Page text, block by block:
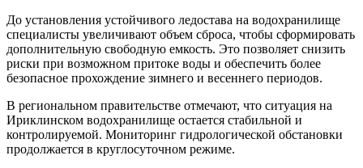
До установления устойчивого ледостава на водохранилище
специалисты увеличивают объем сброса, чтобы сформировать
дополнительную свободную емкость. Это позволяет снизить
риски при возможном притоке воды и обеспечить более
безопасное прохождение зимнего и весеннего периодов.
В региональном правительстве отмечают, что ситуация на
Ириклинском водохранилище остается стабильной и
контролируемой. Мониторинг гидрологической обстановки
продолжается в круглосуточном режиме.